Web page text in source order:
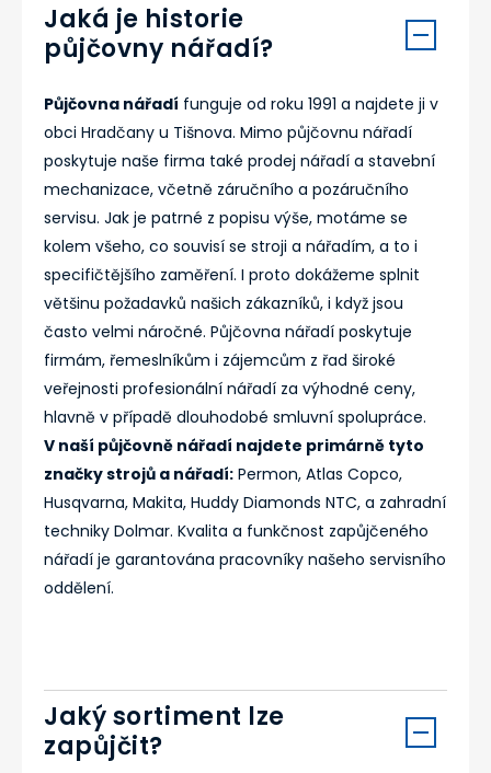
Jaká je historie
půjčovny nářadí?
Půjčovna nářadí funguje od roku 1991 a najdete ji v
obci Hradčany u Tišnova. Mimo půjčovnu nářadí
poskytuje naše firma také prodej nářadí a stavební
mechanizace, včetně záručního a pozáručního
servisu. Jak je patrné z popisu výše, motáme se
kolem všeho, co souvisí se stroji a nářadím, a to i
specifičtějšího zaměření. I proto dokážeme splnit
většinu požadavků našich zákazníků, i když jsou
často velmi náročné. Půjčovna nářadí poskytuje
firmám, řemeslníkům i zájemcům z řad široké
veřejnosti profesionální nářadí za výhodné ceny,
hlavně v případě dlouhodobé smluvní spolupráce.
V naší půjčovně nářadí najdete primárně tyto
značky strojů a nářadí: Permon, Atlas Copco,
Husqvarna, Makita, Huddy Diamonds NTC, a zahradní
techniky Dolmar. Kvalita a funkčnost zapůjčeného
nářadí je garantována pracovníky našeho servisního
oddělení.
Jaký sortiment lze
zapůjčit?